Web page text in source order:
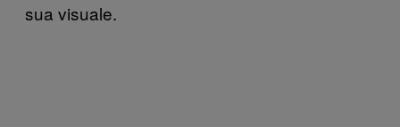
sua visuale.